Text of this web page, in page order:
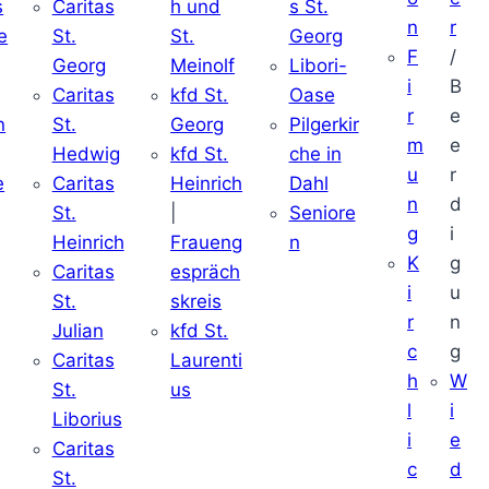
Caritas
St.
Georg
Caritas
St.
Hedwig
Caritas
St.
Heinrich
Caritas
St.
Julian
Caritas
St.
Liborius
Caritas
St.
h und
St.
Meinolf
kfd St.
Georg
kfd St.
Heinrich
Fraueng
espräch
skreis
kfd St.
Laurenti
us
s St.
Georg
Libori-
Oase
Pilgerkir
che in
Dahl
Seniore
n
n
F
i
r
m
u
n
g
K
i
r
c
h
l
i
c
r
/
B
e
e
r
d
i
g
u
n
g
W
i
e
d